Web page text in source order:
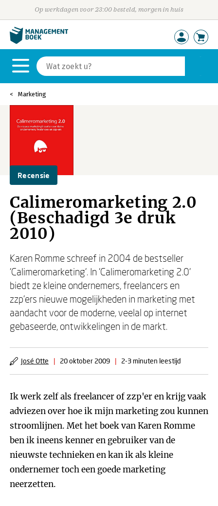
Op werkdagen voor 23:00 besteld, morgen in huis
Marketing
Recensie
Calimeromarketing 2.0
(Beschadigd 3e druk
2010)
Karen Romme schreef in 2004 de bestseller
'Calimeromarketing'. In 'Calimeromarketing 2.0'
biedt ze kleine ondernemers, freelancers en
zzp'ers nieuwe mogelijkheden in marketing met
aandacht voor de moderne, veelal op internet
gebaseerde, ontwikkelingen in de markt.
José Otte | 20 oktober 2009 | 2-3 minuten leestijd
Ik werk zelf als freelancer of zzp'er en krijg vaak
adviezen over hoe ik mijn marketing zou kunnen
stroomlijnen. Met het boek van Karen Romme
ben ik ineens kenner en gebruiker van de
nieuwste technieken en kan ik als kleine
ondernemer toch een goede marketing
neerzetten.